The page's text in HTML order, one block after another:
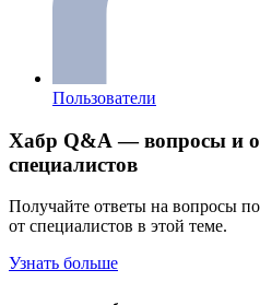
Пользователи
Хабр Q&A — вопросы и
специалистов
Получайте ответы на вопросы
от специалистов в этой теме.
Узнать больше